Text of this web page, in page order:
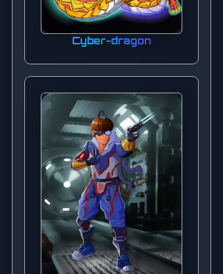
Cyber-dragon